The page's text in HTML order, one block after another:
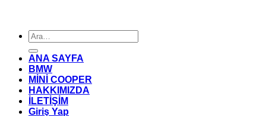
Ara:
ANA SAYFA
BMW
MİNİ COOPER
HAKKIMIZDA
İLETİŞİM
Giriş Yap